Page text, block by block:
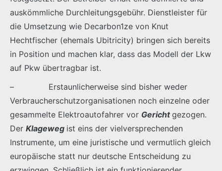
auskömmliche Durchleitungsgebühr. Dienstleister für
die Umsetzung wie Decarbon1ze von Knut
Hechtfischer (ehemals Ubitricity) bringen sich bereits
in Position und machen klar, dass das Modell der Lkw
auf Pkw übertragbar ist.
– Erstaunlicherweise sind bisher weder
Verbraucherschutzorganisationen noch einzelne oder
gesammelte Elektroautofahrer vor Gericht gezogen.
Der Klageweg ist eins der vielversprechenden
Instrumente, um eine juristische und vermutlich gleich
europäische statt nur deutsche Entscheidung zu